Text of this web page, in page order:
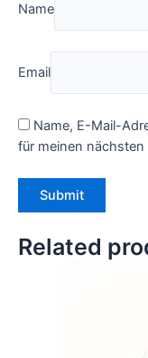
Name
Email
Name, E-Mail-
für meinen
Related